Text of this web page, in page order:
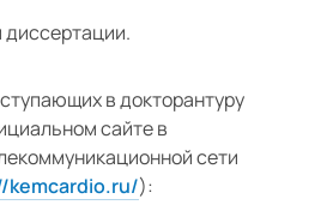
диссертации.
в докторантуру
сайте в
сети
kemcardio.ru/):